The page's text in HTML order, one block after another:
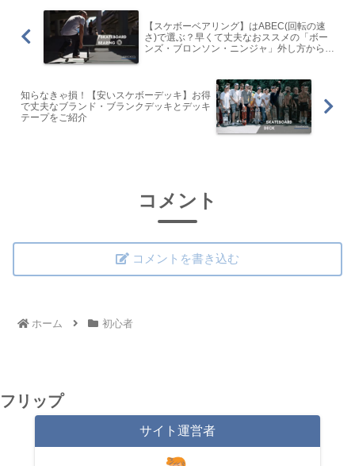
【スケボーベアリング】はABEC(回転の速
さ)で選ぶ？早くて丈夫なおススメの「ボー
ンズ・ブロンソン・ニンジャ」外し方から交
知らなきゃ損！【安いスケボーデッキ】お得
で丈夫なブランド・ブランクデッキとデッキ
テープをご紹介
コメント
コメントを書き込む
ホーム 初心者
フリップ
サイト運営者